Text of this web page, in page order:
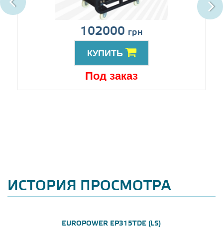
102000 грн
КУПИТЬ
Под заказ
ИСТОРИЯ ПРОСМОТРА
EUROPOWER EP315TDE (LS)